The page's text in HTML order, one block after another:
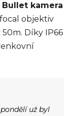
Bullet kamera
objektiv
Díky IP66
už byl